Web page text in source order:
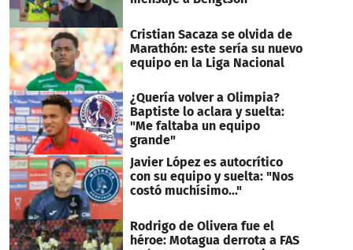
Cristian Sacaza se olvida de
Marathón: este sería su nuevo
equipo en la Liga Nacional
¿Quería volver a Olimpia?
Baptiste lo aclara y suelta:
"Me faltaba un equipo
grande"
Javier López es autocrítico
con su equipo y suelta: "Nos
costó muchísimo..."
Rodrigo de Olivera fue el
héroe: Motagua derrota a FAS